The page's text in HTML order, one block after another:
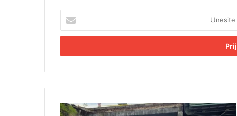
e
i
E
a
J